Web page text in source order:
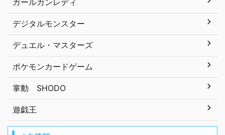
ガールガンレディ
デジタルモンスター
デュエル・マスターズ
ポケモンカードゲーム
掌動 SHODO
遊戯王